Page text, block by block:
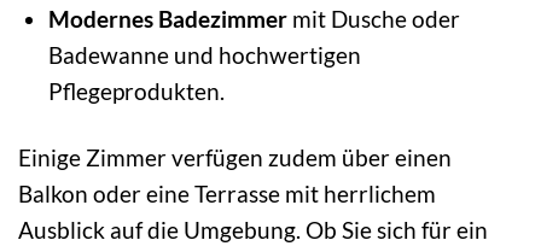
Modernes Badezimmermit Dusche oder
Badewanne und hochwertigen
Pflegeprodukten.
Einige Zimmer verfügen zudem über einen
Balkon oder eine Terrasse mit herrlichem
Ausblick auf die Umgebung. Ob Sie sich für ein